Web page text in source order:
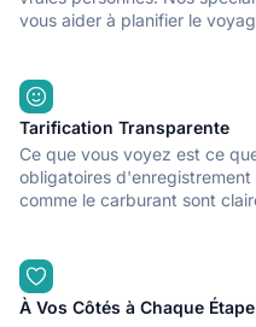
vous aider à planifier le
Tarification Transparente
Ce que vous voyez est ce
obligatoires
comme le carburant sont
À Vos Côtés à Chaque Étape